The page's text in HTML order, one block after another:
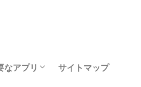
なアプリ サイトマップ
チ